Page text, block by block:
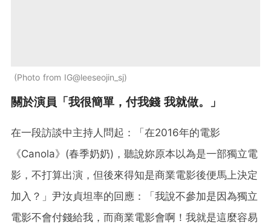
Photo from IG@leeseojin_sj
關於演員「我很簡單，付我錢 我就做。」
在一段訪談中主持人問起：「在2016年的電影
《Canola》(春季奶奶)，聽說妳原本以為是一部獨立電
影，不打算出演，但後來得知是商業電影後便馬上決定
加入？」尹汝貞坦率的回應：「我說不參加是因為獨立
電影不會付錢給我，而商業電影會啊！我就是這麼容易